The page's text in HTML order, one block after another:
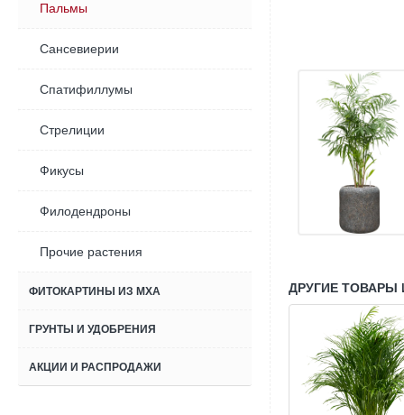
Пальмы
Сансевиерии
Спатифиллумы
Стрелиции
Фикусы
Филодендроны
Прочие растения
ФИТОКАРТИНЫ ИЗ МХА
ГРУНТЫ И УДОБРЕНИЯ
АКЦИИ И РАСПРОДАЖИ
ДРУГИЕ ТОВАРЫ